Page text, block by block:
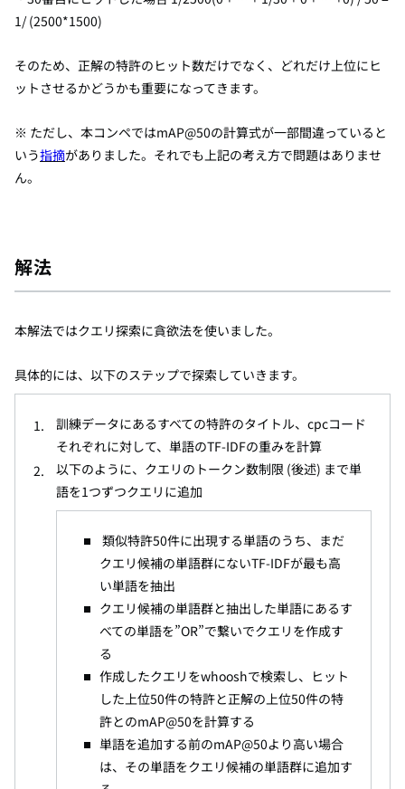
1/ (2500*1500)
そのため、正解の特許のヒット数だけでなく、どれだけ上位にヒ
ットさせるかどうかも重要になってきます。
※ ただし、本コンペではmAP@50の計算式が一部間違っていると
いう指摘がありました。それでも上記の考え方で問題はありませ
ん。
解法
本解法ではクエリ探索に貪欲法を使いました。
具体的には、以下のステップで探索していきます。
訓練データにあるすべての特許のタイトル、cpcコード
それぞれに対して、単語のTF-IDFの重みを計算
以下のように、クエリのトークン数制限 (後述) まで単
語を1つずつクエリに追加
類似特許50件に出現する単語のうち、まだ
クエリ候補の単語群にないTF-IDFが最も高
い単語を抽出
クエリ候補の単語群と抽出した単語にあるす
べての単語を”OR”で繋いでクエリを作成す
る
作成したクエリをwhooshで検索し、ヒット
した上位50件の特許と正解の上位50件の特
許とのmAP@50を計算する
単語を追加する前のmAP@50より高い場合
は、その単語をクエリ候補の単語群に追加す